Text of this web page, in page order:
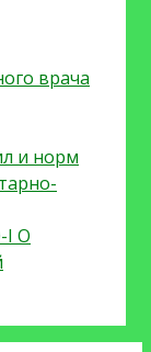
врача
и норм
I О